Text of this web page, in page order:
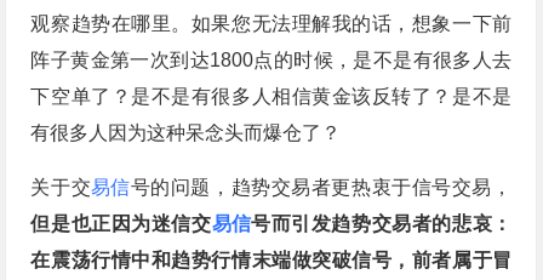
观察趋势在哪里。如果您无法理解我的话，想象一下前
阵子黄金第一次到达1800点的时候，是不是有很多人去
下空单了？是不是有很多人相信黄金该反转了？是不是
有很多人因为这种呆念头而爆仓了？
关于交易信号的问题，趋势交易者更热衷于信号交易，
但是也正因为迷信交易信号而引发趋势交易者的悲哀：
在震荡行情中和趋势行情末端做突破信号，前者属于冒